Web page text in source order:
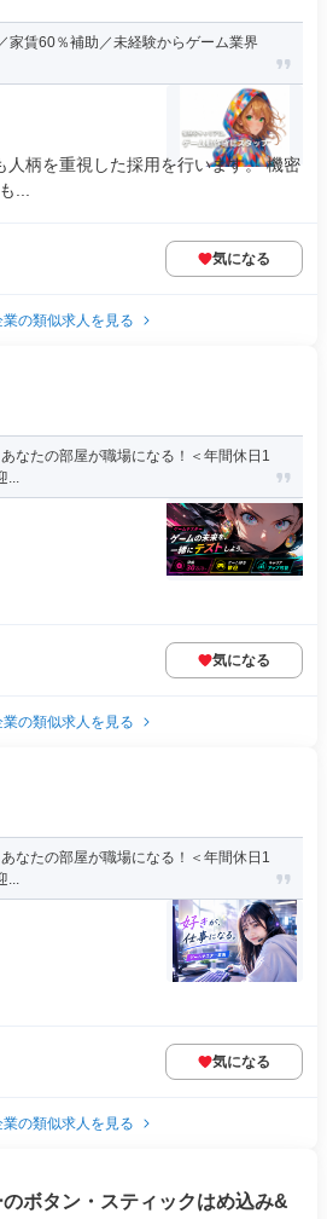
家賃60％補助／未経験からゲーム業界
人柄を重視した採用を行います。 機密
...
気になる
業の類似求人を見る
なたの部屋が職場になる！＜年間休日1
...
気になる
業の類似求人を見る
なたの部屋が職場になる！＜年間休日1
...
気になる
業の類似求人を見る
ボタン・スティックはめ込み&